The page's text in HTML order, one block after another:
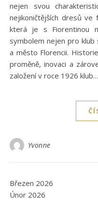
nejen svou
nejikoničtějších dresů ve
která je s Fiorentinou
symbolem nejen pro
a město Florencii.
proměně, inovaci a
založení v roce 1926 klub…
Yvonne
Březen 2026
Únor 2026